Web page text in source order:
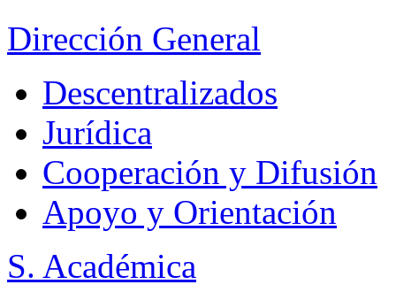
Dirección General
Descentralizados
Jurídica
Cooperación y Difusión
Apoyo y Orientación
S. Académica